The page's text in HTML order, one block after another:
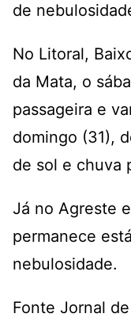
de
No Litoral,
da Mata, o
passageira e
domingo (31),
de sol e chuva
Já no Agreste
permanece
nebulosidade.
Fonte Jornal